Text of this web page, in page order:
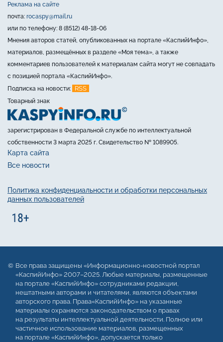
Реклама на сайте
почта: rocaspy@mail.ru
или по телефону: 8 (8512) 48-18-06
Мнения авторов статей, опубликованных на портале «КаспийИнфо»,
материалов, размещённых в разделе «Моя тема», а также
комментариев пользователей к материалам сайта могут не совпадать
с позицией портала «КаспийИнфо».
Подписка на новости:
RSS
Товарный знак
зарегистрирован в Федеральной службе по интеллектуальной
собственности 3 марта 2025 г. Свидетельство № 1089905.
Карта сайта
Все новости
Политика конфиденциальности и обработки персональных
данных пользователей
Все права защищены «Информационно-новостной портал
«КаспийИнфо» 2007–2025. Любые материалы, размещенные
на портале «КаспийИнфо» сотрудниками редакции,
нештатными авторами и читателями, являются объектами
авторского права. Права«КаспийИнфо» на указанные
материалы охраняются законодательством о правах
на результаты интеллектуальной деятельности. Полное или
частичное использование материалов, размещенных
на портале «КаспийИнфо», допускается только